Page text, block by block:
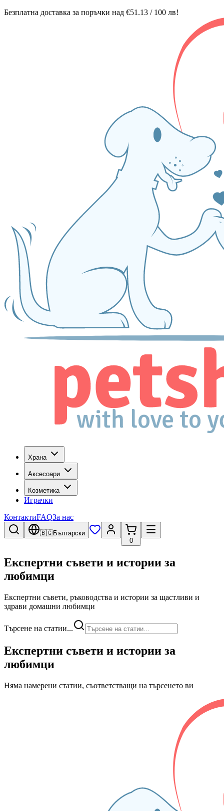
Безплатна доставка за поръчки над €51.13 / 100 лв!
Храна
Аксесоари
Козметика
Играчки
КонтактиFAQЗа нас
🇧🇬Български
0
Експертни съвети и истории за
любимци
Експертни съвети, ръководства и истории за щастливи и
здрави домашни любимци
Търсене на статии...
Експертни съвети и истории за
любимци
Няма намерени статии, съответстващи на търсенето ви